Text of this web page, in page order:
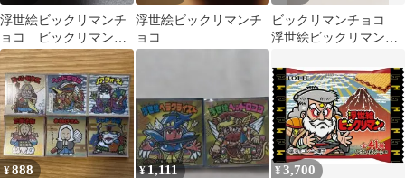
浮世絵ビックリマンチ
ョコ ビックリマンシ
ール シャーマンカー
ン
浮世絵ビックリマンチ
ョコ
ビックリマンチョコ
浮世絵ビックリマンシ
¥888 ¥1,111 ¥3,700